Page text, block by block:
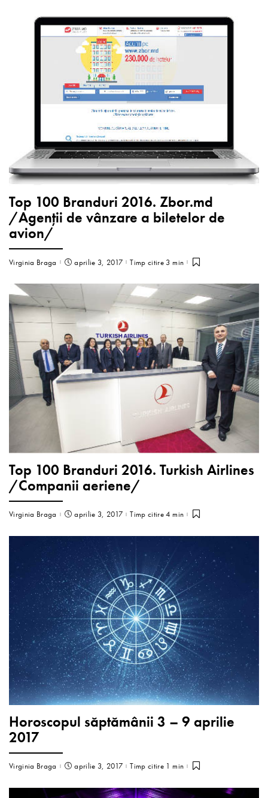
Top 100 Branduri 2016. Zbor.md
/Agenții de vânzare a biletelor de
avion/
Virginia Braga aprilie 3, 2017 Timp citire 3 min
Top 100 Branduri 2016. Turkish Airlines
/Companii aeriene/
Virginia Braga aprilie 3, 2017 Timp citire 4 min
Horoscopul săptămânii 3 – 9 aprilie
2017
Virginia Braga aprilie 3, 2017 Timp citire 1 min